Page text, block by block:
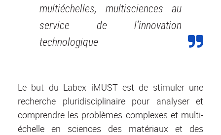
multiéchelles, multisciences au
service de l’innovation
technologique
Le but du Labex iMUST est de stimuler une
recherche pluridisciplinaire pour analyser et
comprendre les problèmes complexes et multi-
échelle en sciences des matériaux et des